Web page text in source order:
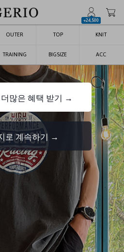
+24,500
OUTER TOP KNIT
TRAINING BIGSIZE ACC
많은 혜택 받기 →
로 계속하기 →